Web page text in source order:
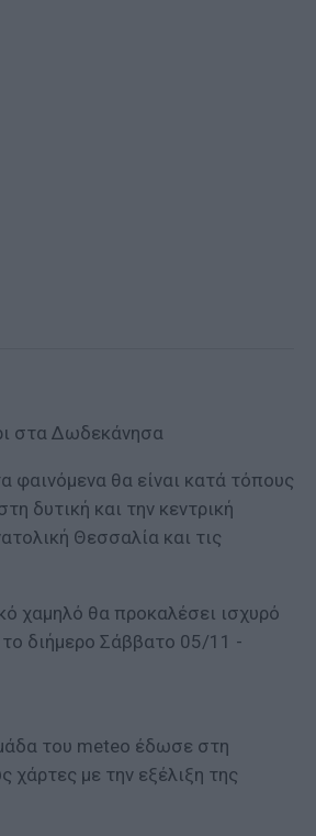
στα Δωδεκάνησα
φαινόμενα θα είναι κατά τόπους
δυτική και την κεντρική
Θεσσαλία και τις
χαμηλό θα προκαλέσει ισχυρό
το διήμερο Σάββατο 05/11 -
του meteo έδωσε στη
χάρτες με την εξέλιξη της